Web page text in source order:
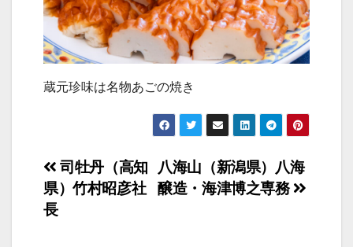
蔵元珍味は名物あごの焼き
投
稿
八海山（新潟県）八海
醸造・海津博之専務
司牡丹（高知
県）竹村昭彦社
長